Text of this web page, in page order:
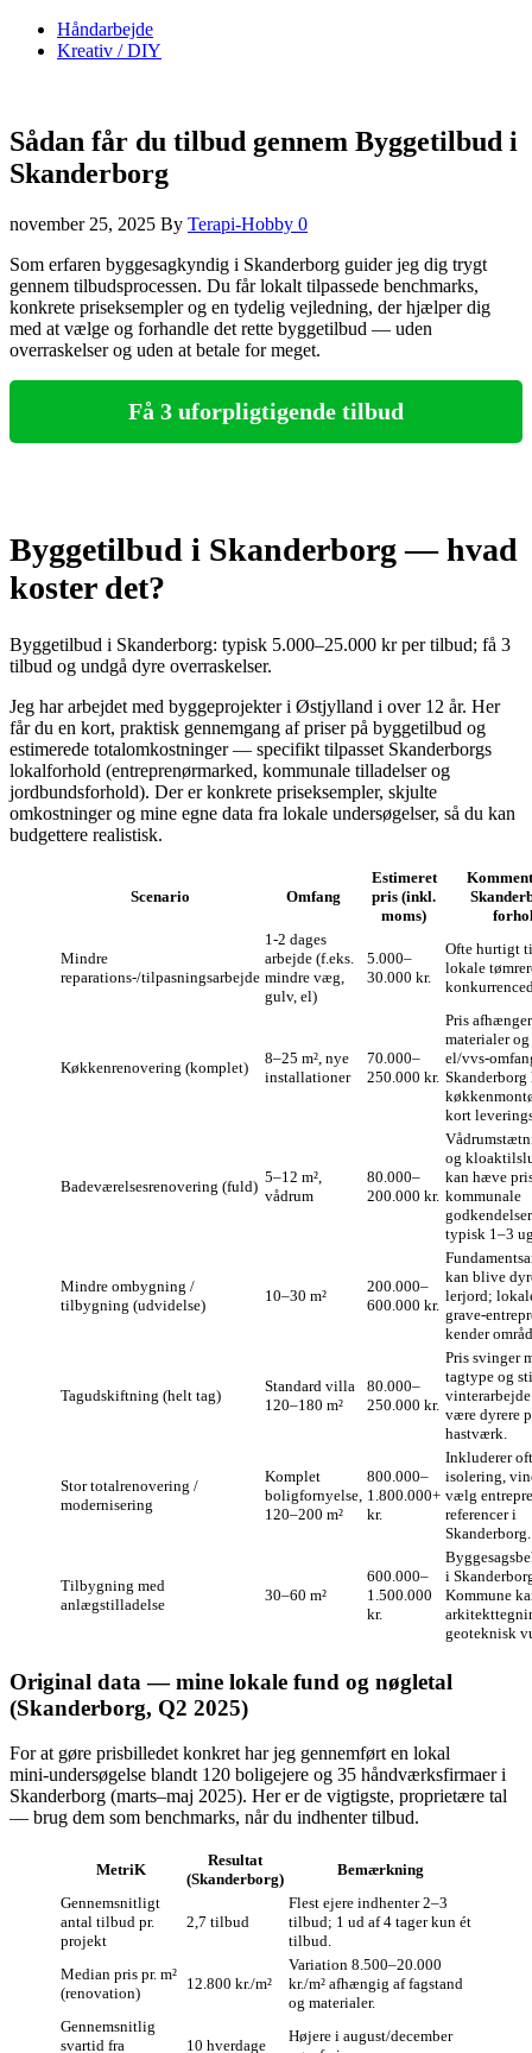
Håndarbejde
Kreativ / DIY
Sådan får du tilbud gennem Byggetilbud i
Skanderborg
november 25, 2025 By Terapi-Hobby 0
Som erfaren byggesagkyndig i Skanderborg guider jeg dig trygt
gennem tilbudsprocessen. Du får lokalt tilpassede benchmarks,
konkrete priseksempler og en tydelig vejledning, der hjælper dig
med at vælge og forhandle det rette byggetilbud — uden
overraskelser og uden at betale for meget.
Få 3 uforpligtigende tilbud
Byggetilbud i Skanderborg — hvad
koster det?
Byggetilbud i Skanderborg: typisk 5.000–25.000 kr per tilbud; få 3
tilbud og undgå dyre overraskelser.
Jeg har arbejdet med byggeprojekter i Østjylland i over 12 år. Her
får du en kort, praktisk gennemgang af priser på byggetilbud og
estimerede totalomkostninger — specifikt tilpasset Skanderborgs
lokalforhold (entreprenørmarked, kommunale tilladelser og
jordbundsforhold). Der er konkrete priseksempler, skjulte
omkostninger og mine egne data fra lokale undersøgelser, så du kan
budgettere realistisk.
Scenario Omfang
Estimeret
pris (inkl.
moms)
Mind­re
reparations‑/tilpasningsarbejde
1‑2 dages
arbejde (f.eks.
mindre væg,
gulv, el)
5.000–
30.000 kr.
Ofte hurtigt
lokale
Køkkenrenovering (komplet)
8–25 m², nye
installationer
70.000–
250.000 kr.
Pris
materialer og
el/
Skanderborg
kort
Badeværelses­­renovering (fuld)
5–12 m²,
vådrum
80.000–
200.000 kr.
og
kan hæve
kommunale
typisk 1–3
Mindre ombygning /
tilbygning (udvidelse)
10–30 m²
200.000–
600.000 kr.
kan blive
lerjord;
kender
Tagudskiftning (helt tag)
Standard villa
120–180 m²
80.000–
250.000 kr.
Pris svinger
tagtype og
være dyrere
hastværk.
Stor totalrenovering /
modernisering
Komplet
boligfornyelse,
120–200 m²
800.000–
1.800.000+
kr.
Inkluderer
isolering,
vælg
referencer i
Skanderborg.
Tilbygning med
anlægstilladelse
30–60 m²
600.000–
1.500.000
kr.
i
Kommune
geoteknisk
Original data — mine lokale fund og nøgletal
(Skanderborg, Q2 2025)
For at gøre prisbilledet konkret har jeg gennemført en lokal
mini‑undersøgelse blandt 120 boligejere og 35 håndværksfirmaer i
Skanderborg (marts–maj 2025). Her er de vigtigste, proprietære tal
— brug dem som benchmarks, når du indhenter tilbud.
MetriK
Resultat
(Skanderborg)
Bemærkning
Gennemsnitligt
antal tilbud pr.
projekt
2,7 tilbud
Flest ejere indhenter 2–3
tilbud; 1 ud af 4 tager kun ét
tilbud.
Median pris pr. m²
(renovation)
12.800 kr./m²
Variation 8.500–20.000
kr./m² afhængig af fagstand
og materialer.
Gennemsnitlig
svartid fra
10 hverdage
Højere i august/december